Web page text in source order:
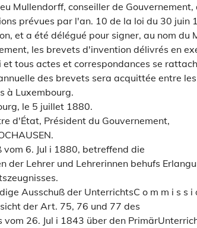
Mullendorff, conseiller de
prévues par l'an. 10 de la loi du 30 juin
et a été délégué pour signer, au nom du
les brevets d'invention délivrés en
et tous actes et correspondances se
des brevets sera acquittée entre
à Luxembourg.
le 5 juillet 1880.
d'État, Président du Gouvernement,
vom 6. Jul i 1880, betreffend die
der Lehrer und Lehrerinnen behufs
Ausschuß der UnterrichtsC o m m i s s i
der Art. 75, 76 und 77 des
vom 26. Jul i 1843 über den